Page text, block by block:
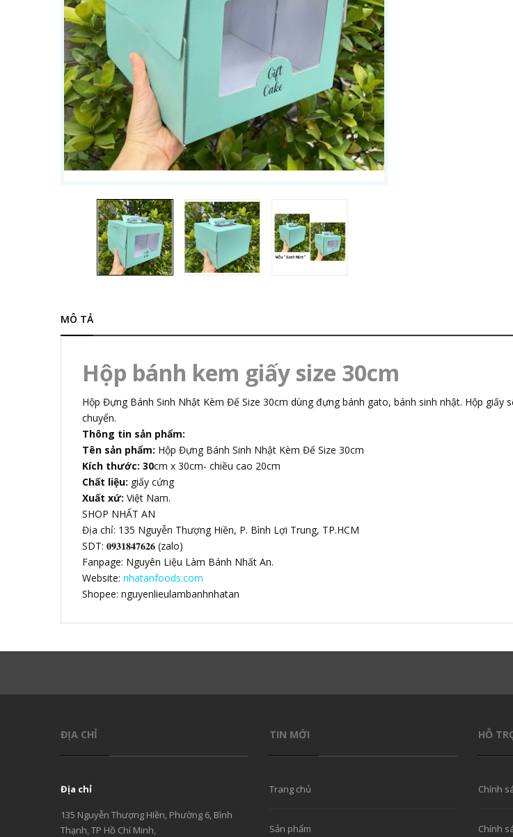
MÔ TẢ
Hộp bánh kem giấy size 30cm
Hộp Đựng Bánh Sinh Nhật Kèm Đế Size 30cm dùng đựng bánh gato, bánh sinh nhật. Hộp
chuyển.
Thông tin sản phẩm:
Tên sản phẩm: Hộp Đựng Bánh Sinh Nhật Kèm Đế Size 30cm
Kích thước: 30cm x 30cm- chiều cao 20cm
Chất liệu: giấy cứng
Xuất xứ: Việt Nam.
SHOP NHẤT AN
Địa chỉ: 135 Nguyễn Thượng Hiền, P. Bình Lợi Trung, TP.HCM
SDT: 𝟎𝟗𝟑𝟏𝟖𝟒𝟕𝟔𝟐𝟔 (zalo)
Fanpage: Nguyên Liệu Làm Bánh Nhất An.
Website: nhatanfoods.com
Shopee: nguyenlieulambanhnhatan
ĐỊA CHỈ
Địa chỉ
135 Nguyễn Thượng HIền, Phường 6, Bình
Thạnh, TP Hồ Chí Minh,
TIN MỚI
Trang chủ
Sản phẩm
HỖ
Chính
Chính